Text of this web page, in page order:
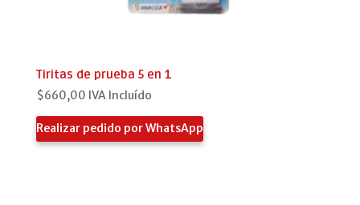
Tiritas de prueba 5 en 1
$660,00 IVA Incluído
Realizar pedido por WhatsApp